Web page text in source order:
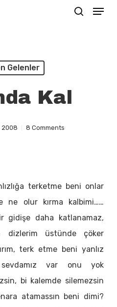
Menu
Gelenler
Kal
2008 8 Comments
terketme beni onlar
ne olur kırma kalbimi……
gidişe daha katlanamaz,
dizlerim üstünde çöker
terk etme beni yanlız
var onu yok
bi kalemde silemezsin
atamassın beni dimi?